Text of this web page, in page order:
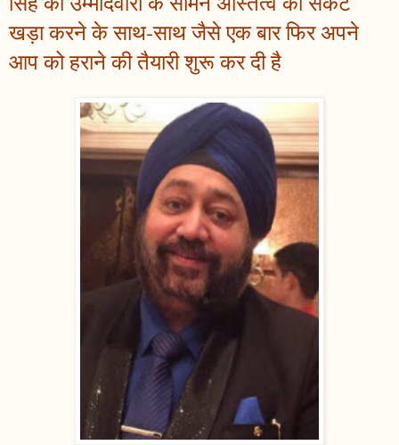
खड़ा करने के साथ-साथ जैसे एक बार फिर अपने
आप को हराने की तैयारी शुरू कर दी है